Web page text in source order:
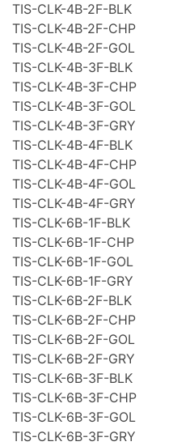
TIS-CLK-4B-2F-BLK
TIS-CLK-4B-2F-CHP
TIS-CLK-4B-2F-GOL
TIS-CLK-4B-3F-BLK
TIS-CLK-4B-3F-CHP
TIS-CLK-4B-3F-GOL
TIS-CLK-4B-3F-GRY
TIS-CLK-4B-4F-BLK
TIS-CLK-4B-4F-CHP
TIS-CLK-4B-4F-GOL
TIS-CLK-4B-4F-GRY
TIS-CLK-6B-1F-BLK
TIS-CLK-6B-1F-CHP
TIS-CLK-6B-1F-GOL
TIS-CLK-6B-1F-GRY
TIS-CLK-6B-2F-BLK
TIS-CLK-6B-2F-CHP
TIS-CLK-6B-2F-GOL
TIS-CLK-6B-2F-GRY
TIS-CLK-6B-3F-BLK
TIS-CLK-6B-3F-CHP
TIS-CLK-6B-3F-GOL
TIS-CLK-6B-3F-GRY